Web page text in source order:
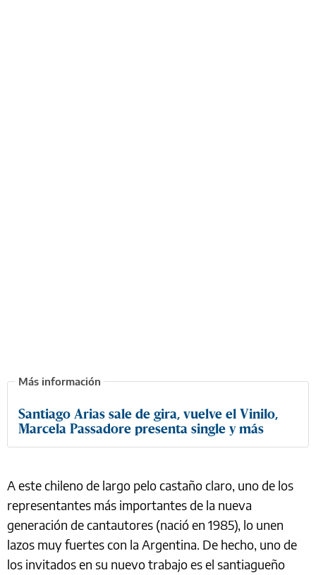
Santiago Arias sale de gira, vuelve el Vinilo,
Marcela Passadore presenta single y más
A este chileno de largo pelo castaño claro, uno de los
representantes más importantes de la nueva
generación de cantautores (nació en 1985), lo unen
lazos muy fuertes con la Argentina. De hecho, uno de
los invitados en su nuevo trabajo es el santiagueño